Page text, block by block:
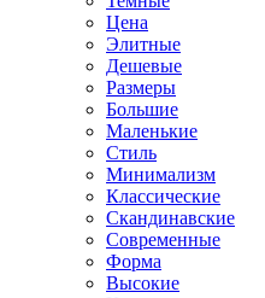
Цена
Элитные
Дешевые
Размеры
Большие
Маленькие
Стиль
Минимализм
Классические
Скандинавские
Современные
Форма
Высокие